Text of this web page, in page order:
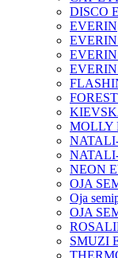
DISCO
EVERIN
MOLLY
NEON
OJA
Oja
OJA
SMUZI